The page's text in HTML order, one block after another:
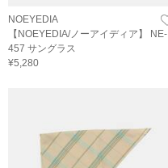
NOEYEDIA
【NOEYEDIA/ノーアイディア】 NE-
457 サングラス
¥5,280